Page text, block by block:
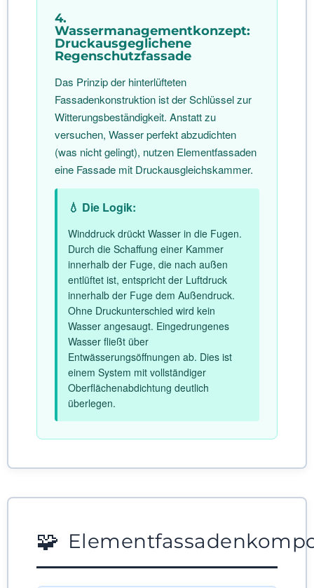
4.
Wassermanagementkonzept:
Druckausgeglichene
Regenschutzfassade
Das Prinzip der hinterlüfteten
Fassadenkonstruktion ist der Schlüssel zur
Witterungsbeständigkeit. Anstatt zu
versuchen, Wasser perfekt abzudichten
(was nicht gelingt), nutzen Elementfassaden
eine Fassade mit Druckausgleichskammer.
💧 Die Logik:
Winddruck drückt Wasser in die Fugen.
Durch die Schaffung einer Kammer
innerhalb der Fuge, die nach außen
entlüftet ist, entspricht der Luftdruck
innerhalb der Fuge dem Außendruck.
Ohne Druckunterschied wird kein
Wasser angesaugt. Eingedrungenes
Wasser fließt über
Entwässerungsöffnungen ab. Dies ist
einem System mit vollständiger
Oberflächenabdichtung deutlich
überlegen.
🧩